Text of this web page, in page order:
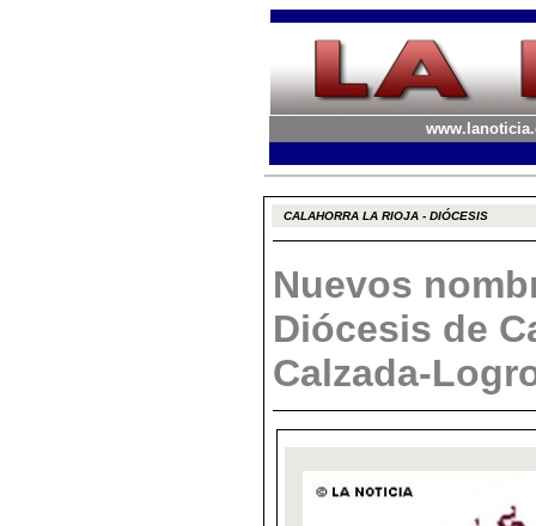
CALAHORRA LA RIOJA - DIÓCESIS
Nuevos
Diócesis de
Calzada-